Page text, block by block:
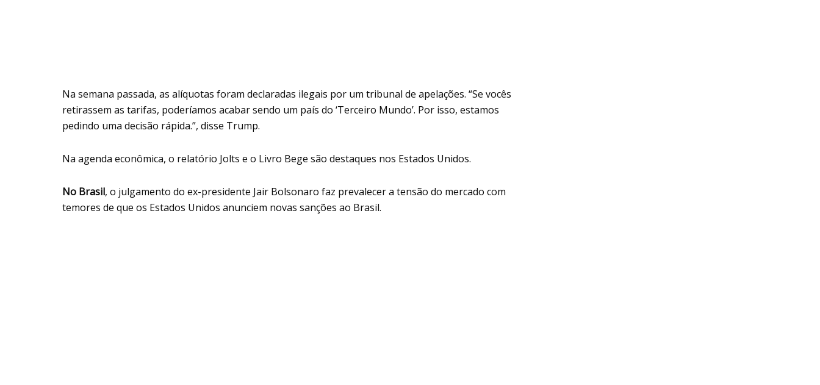
Na semana passada, as alíquotas foram declaradas ilegais por um tribunal de apelações. “Se vocês
retirassem as tarifas, poderíamos acabar sendo um país do ‘Terceiro Mundo’. Por isso, estamos
pedindo uma decisão rápida.”, disse Trump.
Na agenda econômica, o relatório Jolts e o Livro Bege são destaques nos Estados Unidos.
No Brasil, o julgamento do ex-presidente Jair Bolsonaro faz prevalecer a tensão do mercado com
temores de que os Estados Unidos anunciem novas sanções ao Brasil.